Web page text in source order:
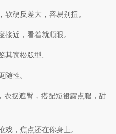
软硬反差大，容易别扭。
接近，看着就顺眼。
其宽松版型。
随性。
衣摆遮臀，搭配短裙露点腿，甜
，焦点还在你身上。